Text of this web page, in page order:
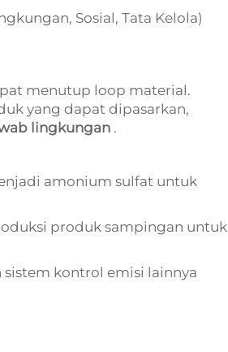
Sosial, Tata Kelola)
menutup loop material.
yang dapat dipasarkan,
lingkungan .
amonium sulfat untuk
produk sampingan untuk
kontrol emisi lainnya